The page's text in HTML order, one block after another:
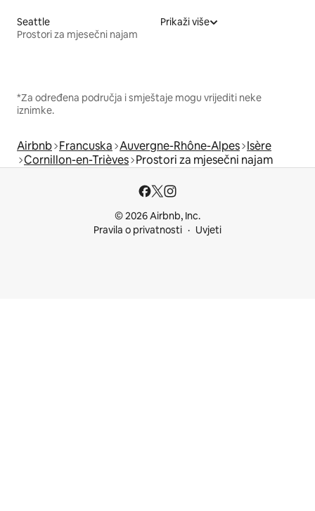
Seattle
Prostori za mjesečni najam
Prikaži više
*Za određena područja i smještaje mogu vrijediti neke
iznimke.
Airbnb Francuska Auvergne-Rhône-Alpes Isère
Cornillon-en-Trièves Prostori za mjesečni najam
© 2026 Airbnb, Inc.
Pravila o privatnosti
Uvjeti